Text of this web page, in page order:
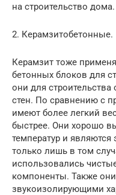
на строительство дома.
2. Керамзитобетонные.
Керамзит тоже
бетонных блоков для
они для
стен. По сравнению с
имеют более легкий
быстрее. Они хорошо
температур и
только лишь в том
использовались
компоненты. Также
звукоизолирующими